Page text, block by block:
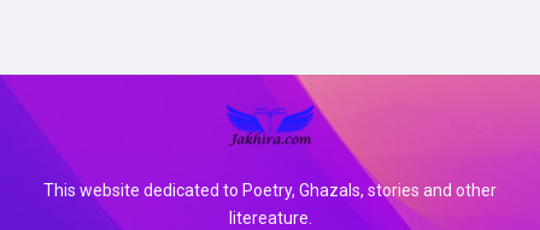
This website dedicated to Poetry, Ghazals, stories and other
litereature.